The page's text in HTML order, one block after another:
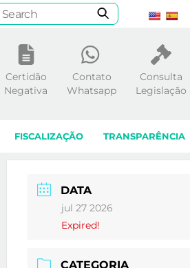
Certidão
Negativa
Contato
Whatsapp
Consulta
Legislação
FISCALIZAÇÃO TRANSPARÊNCIA
DATA
jul 27 2026
Expired!
CATEGORIA